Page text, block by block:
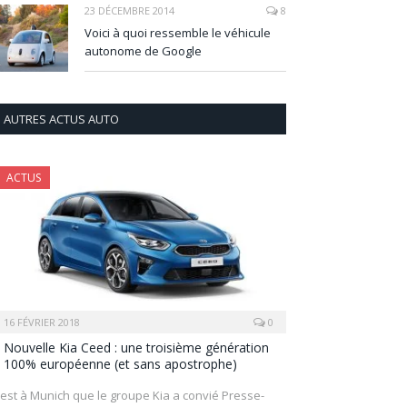
23 DÉCEMBRE 2014 8
Voici à quoi ressemble le véhicule
autonome de Google
AUTRES ACTUS AUTO
ACTUS
16 FÉVRIER 2018 0
Nouvelle Kia Ceed : une troisième génération
100% européenne (et sans apostrophe)
à Munich que le groupe Kia a convié Presse-